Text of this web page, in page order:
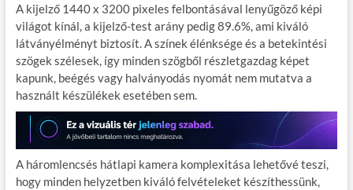
A kijelző 1440 x 3200 pixeles felbontásával lenyűgöző képi
világot kínál, a kijelző-test arány pedig 89.6%, ami kiváló
látványélményt biztosít. A színek élénksége és a betekintési
szögek szélesek, így minden szögből részletgazdag képet
kapunk, beégés vagy halványodás nyomát nem mutatva a
használt készülékek esetében sem.
A háromlencsés hátlapi kamera komplexitása lehetővé teszi,
hogy minden helyzetben kiváló felvételeket készíthessünk,